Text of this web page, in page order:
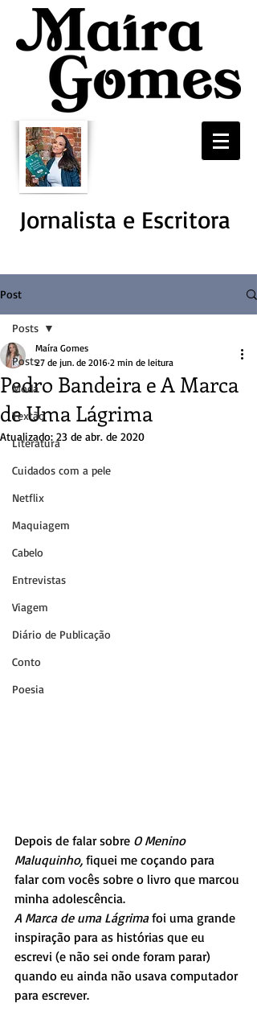
Jornalista e Escritora
Post
Posts
Moda
Textão
Literatura
Cuidados com a pele
Netflix
Maquiagem
Cabelo
Entrevistas
Viagem
Diário de Publicação
Conto
Poesia
Posts
Pedro Bandeira e A Marca
de Uma Lágrima
Maíra Gomes
27 de jun. de 2016 2 min de leitura
Atualizado: 23 de abr. de 2020
Depois de falar sobre O Menino
Maluquinho, fiquei me coçando para
falar com vocês sobre o livro que marcou
minha adolescência.
A Marca de uma Lágrima foi uma grande
inspiração para as histórias que eu
escrevi (e não sei onde foram parar)
quando eu ainda não usava computador
para escrever.